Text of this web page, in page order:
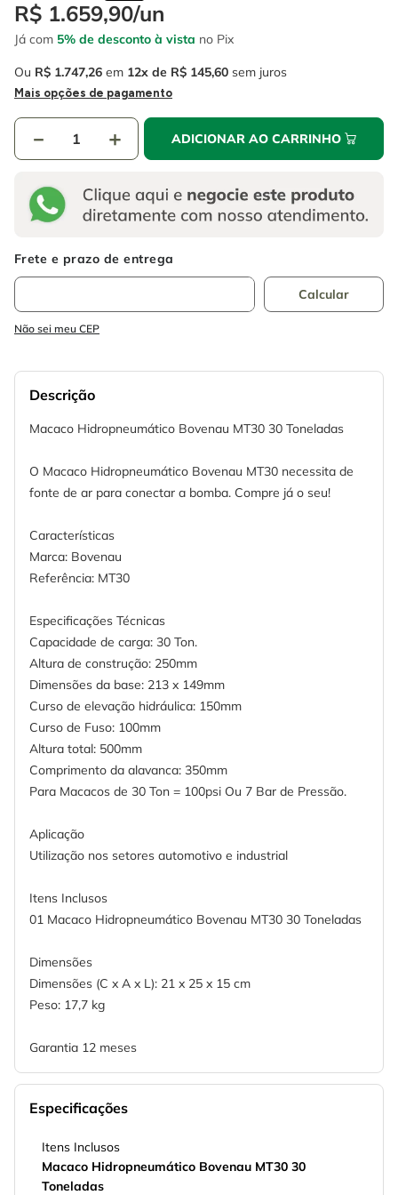
R$ 1.659,90/un
Já com 5% de desconto à vista no Pix
Ou R$ 1.747,26 em 12 R$ 145,60 sem juros
Mais opções de pagamento
＋
－ ADICIONAR AO CARRINHO
Não sei meu CEP
Descrição
Macaco Hidropneumático Bovenau MT30 30 Toneladas
O Macaco Hidropneumático Bovenau MT30 necessita de
fonte de ar para conectar a bomba. Compre já o seu!
Características
Marca: Bovenau
Referência: MT30
Especificações Técnicas
Capacidade de carga: 30 Ton.
Altura de construção: 250mm
Dimensões da base: 213 x 149mm
Curso de elevação hidráulica: 150mm
Curso de Fuso: 100mm
Altura total: 500mm
Comprimento da alavanca: 350mm
Para Macacos de 30 Ton = 100psi Ou 7 Bar de Pressão.
Aplicação
Utilização nos setores automotivo e industrial
Itens Inclusos
01 Macaco Hidropneumático Bovenau MT30 30 Toneladas
Dimensões
Dimensões (C x A x L): 21 x 25 x 15 cm
Peso: 17,7 kg
Garantia 12 meses
Especificações
Itens Inclusos
Macaco Hidropneumático Bovenau MT30 30
Toneladas
6 fio
7º serra copo
8º cabo flexivel
disco corte
º escada
º serra circular
º fio
cabo flexivel
disco corte